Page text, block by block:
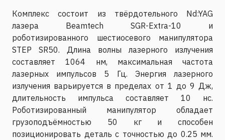
Комплекс состоит из твёрдотельного Nd:YAG
лазера Beamtech SGR-Extra-10 и
роботизированного шестиосевого манипулятора
STEP SR50. Длина волны лазерного излучения
составляет 1064 нм, максимальная частота
лазерных импульсов 5 Гц. Энергия лазерного
излучения варьируется в пределах от 1 до 9 Дж,
длительность импульса составляет 10 нс.
Роботизированный манипулятор обладает
грузоподъёмностью 50 кг и способен
позиционировать деталь с точностью до 0.25 мм.